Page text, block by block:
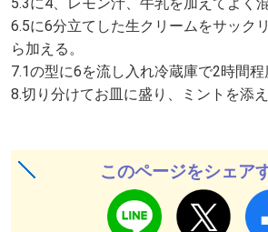
6.5に6分立てした生クリームをサック
ら加える。
7.1の型に6を流し入れ冷蔵庫で2時間程
8.切り分けてお皿に盛り、ミントを添え
このページをシェア